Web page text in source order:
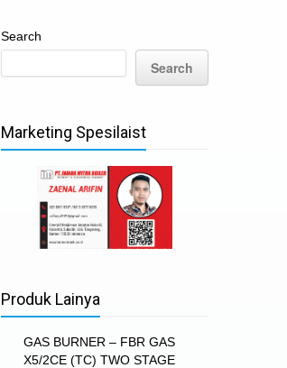
Search
Search
Marketing Spesilaist
Produk Lainya
GAS BURNER – FBR GAS
X5/2CE (TC) TWO STAGE